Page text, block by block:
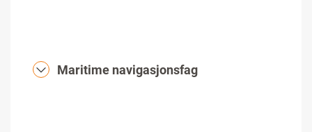
Maritime navigasjonsfag